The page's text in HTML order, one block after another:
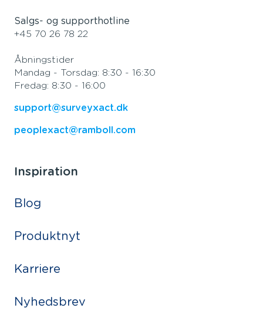
Salgs- og supporthotline
+45 70 26 78 22
Åbningstider
Mandag - Torsdag: 8:30 - 16:30
Fredag: 8:30 - 16:00
support@surveyxact.dk
peoplexact@ramboll.com
Inspiration
Blog
Produktnyt
Karriere
Nyhedsbrev